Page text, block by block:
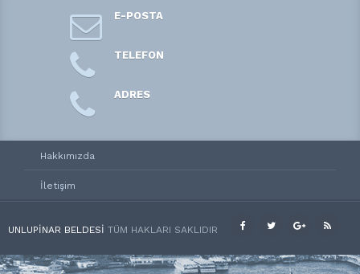
E-POSTA
TELEFON
ADRES
Hakkımızda
İletişim
UNLUPINAR BELDESI TÜM HAKLARI SAKLIDIR